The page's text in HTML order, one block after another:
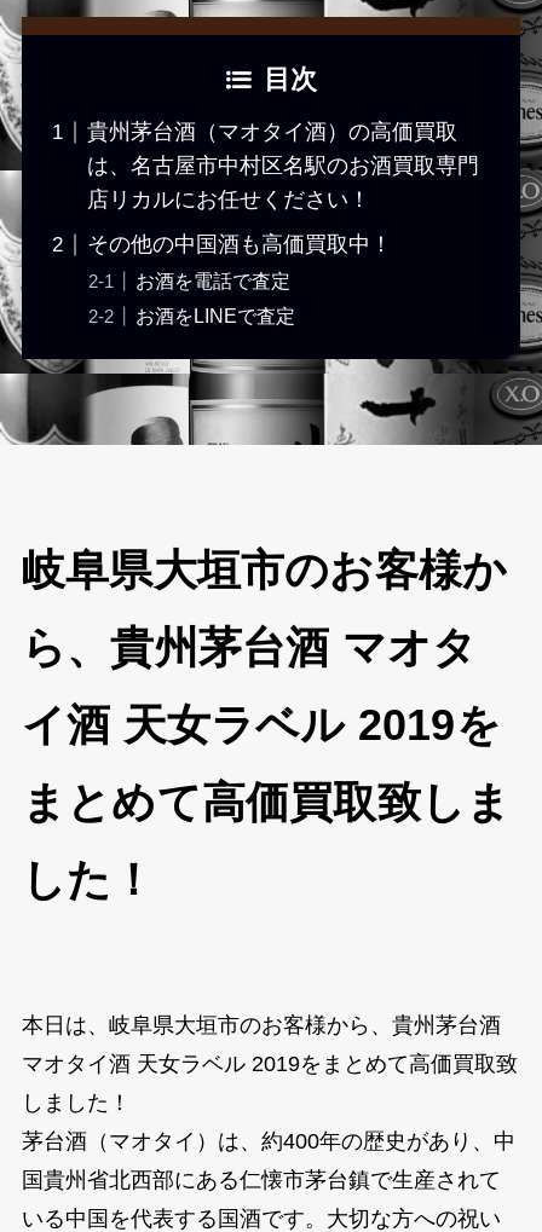
目次
貴州茅台酒（マオタイ酒）の高価買取
は、名古屋市中村区名駅のお酒買取専門
店リカルにお任せください！
その他の中国酒も高価買取中！
お酒を電話で査定
お酒をLINEで査定
岐阜県大垣市のお客様か
ら、貴州茅台酒 マオタ
イ酒 天女ラベル 2019を
まとめて高価買取致しま
した！
本日は、岐阜県大垣市のお客様から、貴州茅台酒
マオタイ酒 天女ラベル 2019をまとめて高価買取致
しました！
茅台酒（マオタイ）は、約400年の歴史があり、中
国貴州省北西部にある仁懐市茅台鎮で生産されて
いる中国を代表する国酒です。大切な方への祝い